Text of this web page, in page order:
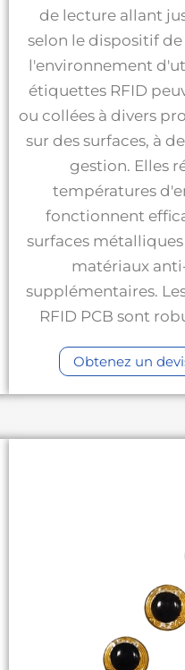
de lecture allant
selon le dispositif
l'environnement
étiquettes RFID
ou collées à divers
sur des surfaces, à
gestion. Elles
températures
fonctionnent
surfaces
matériaux
supplémentaires.
RFID PCB sont
Obtenez un